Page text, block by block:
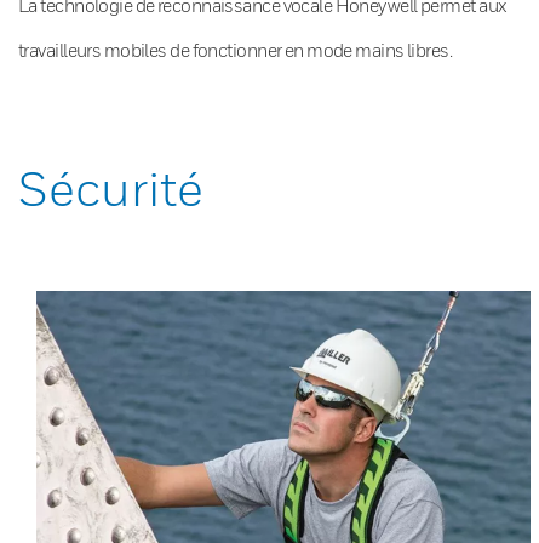
La technologie de reconnaissance vocale Honeywell permet aux
travailleurs mobiles de fonctionner en mode mains libres.
Sécurité